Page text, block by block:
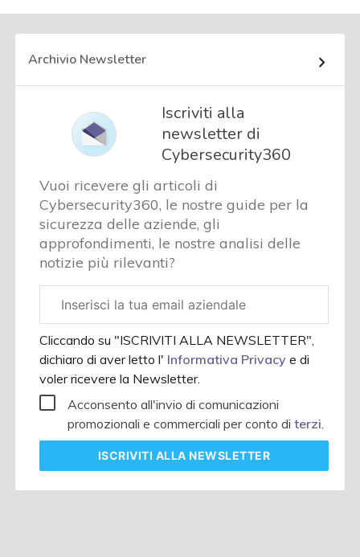
Archivio Newsletter
Iscriviti alla
newsletter di
Cybersecurity360
Vuoi ricevere gli articoli di
Cybersecurity360, le nostre guide per la
sicurezza delle aziende, gli
approfondimenti, le nostre analisi delle
notizie più rilevanti?
aziendale
Cliccando su "ISCRIVITI ALLA NEWSLETTER",
dichiaro di aver letto l' Informativa Privacye di
voler ricevere la Newsletter.
Acconsento all'invio di comunicazioni
promozionali e commerciali per conto diterzi.
ISCRIVITI ALLA NEWSLETTER